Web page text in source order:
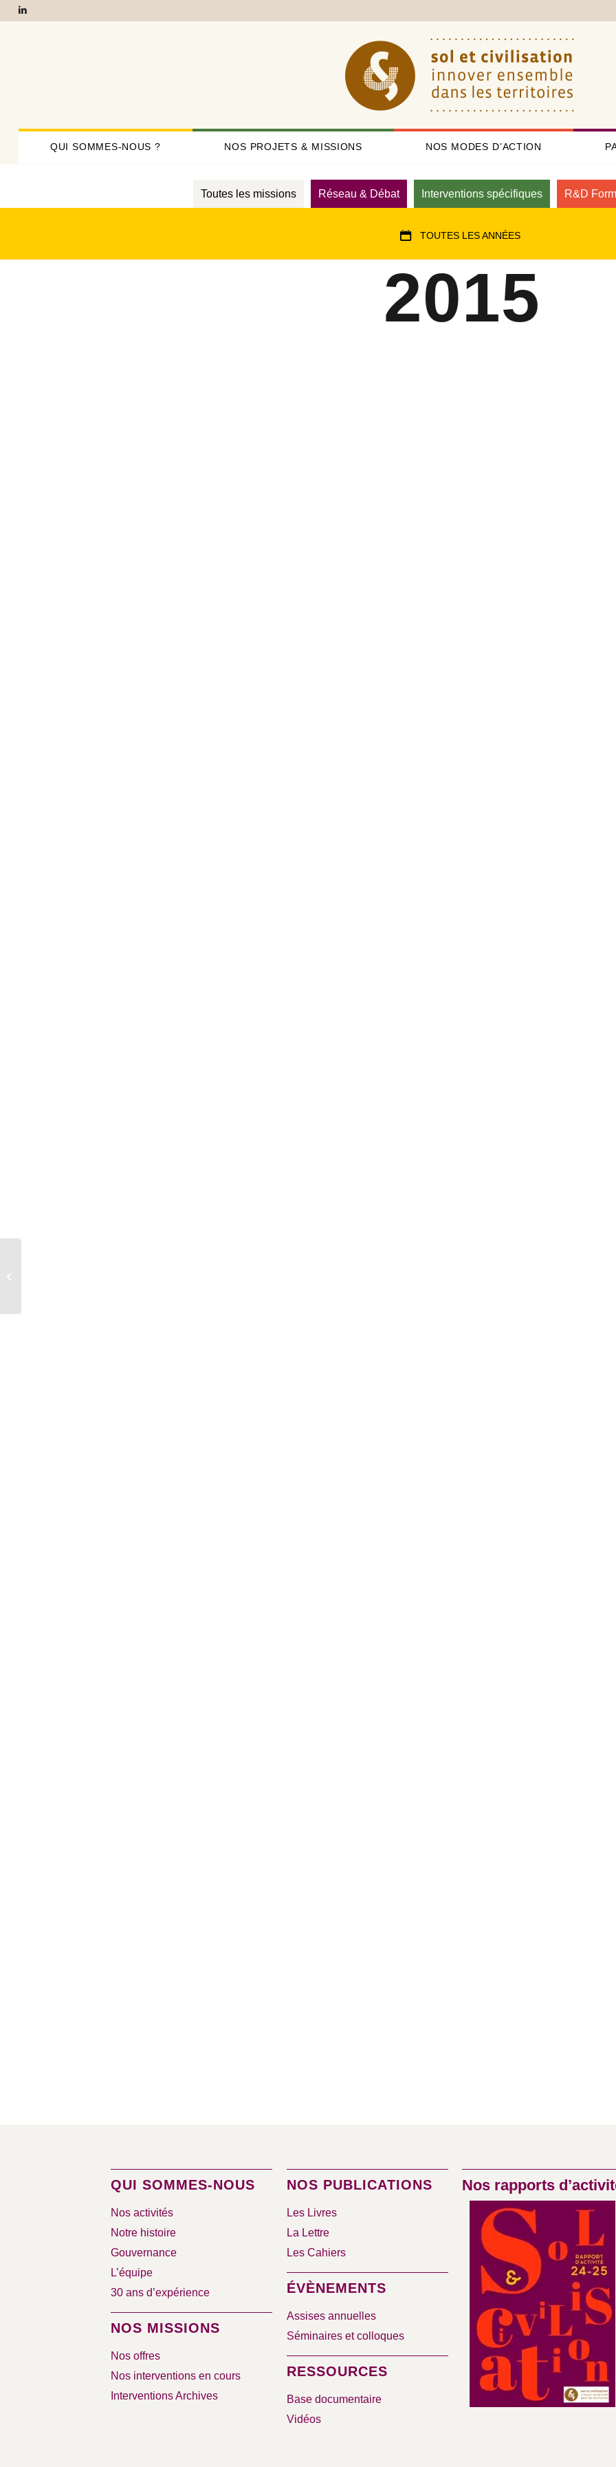
QUI SOMMES-NOUS ? NOS PROJETS & MISSIONS NOS MODES D’ACTION
Toutes les missions Réseau & Débat Interventions spécifiques R&D
TOUTES LES ANNÉES
2015
QUI SOMMES-NOUS
Nos activités
Notre histoire
Gouvernance
L’équipe
30 ans d’expérience
NOS MISSIONS
Nos offres
Nos interventions en cours
Interventions Archives
NOS PUBLICATIONS
Les Livres
La Lettre
Les Cahiers
ÉVÈNEMENTS
Assises annuelles
Séminaires et colloques
RESSOURCES
Base documentaire
Vidéos
Nos rapports